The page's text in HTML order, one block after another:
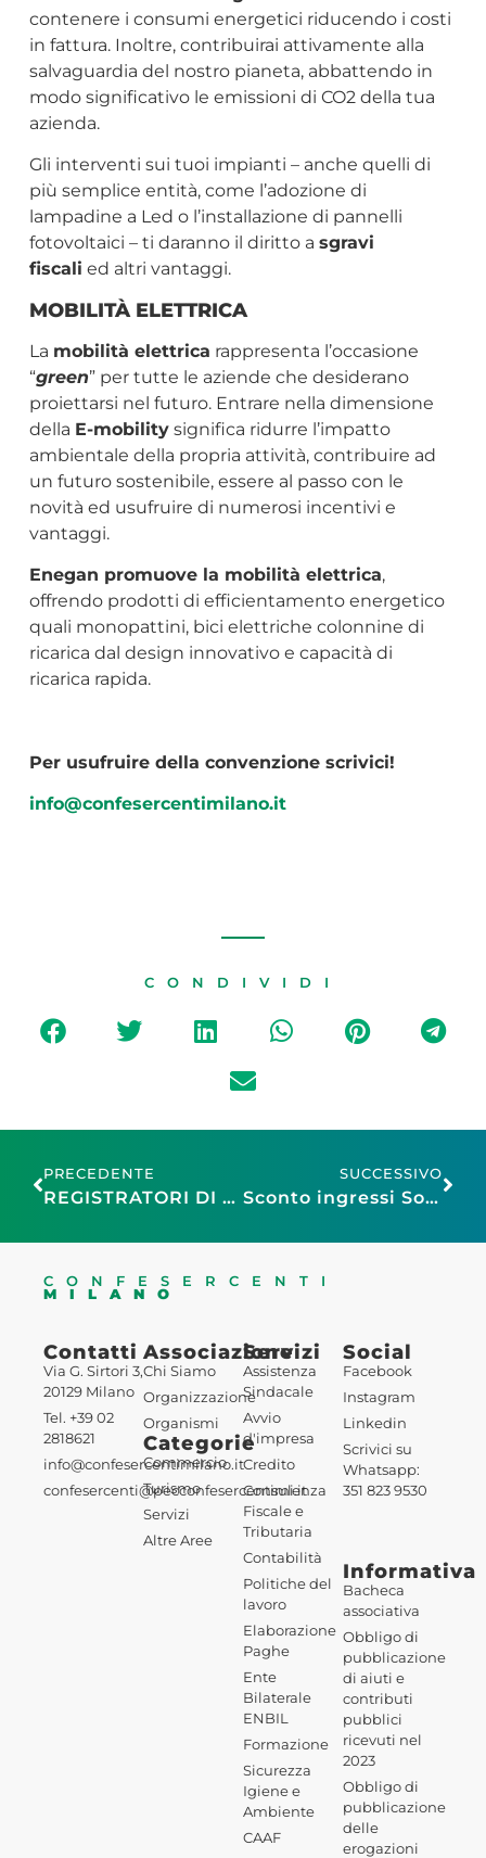
contenere i consumi energetici riducendo i costi
in fattura. Inoltre, contribuirai attivamente alla
salvaguardia del nostro pianeta, abbattendo in
modo significativo le emissioni di CO2 della tua
azienda.
Gli interventi sui tuoi impianti – anche quelli di
più semplice entità, come l’adozione di
lampadine a Led o l’installazione di pannelli
fotovoltaici – ti daranno il diritto a sgravi
fiscali ed altri vantaggi.
MOBILITÀ ELETTRICA
La mobilità elettrica rappresenta l’occasione
“green” per tutte le aziende che desiderano
proiettarsi nel futuro. Entrare nella dimensione
della E-mobilitysignifica ridurre l’impatto
ambientale della propria attività, contribuire ad
un futuro sostenibile, essere al passo con le
novità ed usufruire di numerosi incentivi e
vantaggi.
Enegan promuove la mobilità elettrica,
offrendo prodotti di efficientamento energetico
quali monopattini, bici elettriche colonnine di
ricarica dal design innovativo e capacità di
ricarica rapida.
Per usufruire della convenzione scrivici!
info@confesercentimilano.it
CONDIVIDI
PRECEDENTE
REGISTRATORI DI CASSA, POS E BILANCE DA BANCO
SUCCESSIVO
Sconto ingressi SogeMi
CONFESERCENTI
MILANO
Contatti
Via G. Sirtori 3,
20129 Milano
Tel. +39 02
2818621
info@confesercentimilano.it
confesercenti@pecconfesercentimi.it
Associazione
Chi Siamo
Organizzazione
Organismi
Categorie
Commercio
Turismo
Servizi
Altre Aree
Servizi
Assistenza
Sindacale
Avvio
d'impresa
Credito
Consulenza
Fiscale e
Tributaria
Contabilità
Politiche del
lavoro
Elaborazione
Paghe
Ente
Bilaterale
ENBIL
Formazione
Sicurezza
Igiene e
Ambiente
CAAF
Social
Facebook
Instagram
Linkedin
Scrivici su
Whatsapp:
351 823 9530
Informativa
Bacheca
associativa
Obbligo di
pubblicazione
di aiuti e
contributi
pubblici
ricevuti nel
2023
Obbligo di
pubblicazione
delle
erogazioni